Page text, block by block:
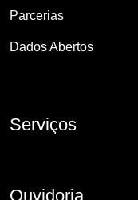
Parcerias
Dados Abertos
Serviços
Ouvidoria